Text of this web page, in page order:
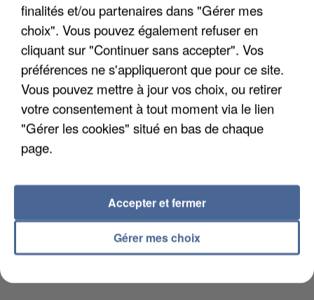
L’UN DES FONDATEURS SUPPOSÉS DE LA DZ
MAFIA INTERPELLÉ EN ALGÉRIE
finalités et/ou partenaires dans "Gérer mes
choix". Vous pouvez également refuser en
cliquant sur "Continuer sans accepter". Vos
préférences ne s'appliqueront que pour ce site.
Vous pouvez mettre à jour vos choix, ou retirer
votre consentement à tout moment via le lien
"Gérer les cookies" situé en bas de chaque
page.
Gérer mes choix
Accepter et fermer